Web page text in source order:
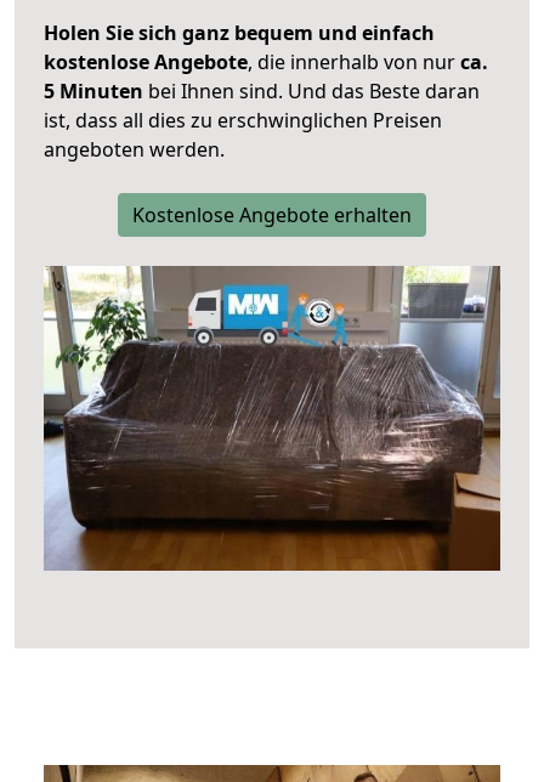
Holen Sie sich ganz bequem und einfach
kostenlose Angebote, die innerhalb von nurca.
5 Minuten bei Ihnen sind. Und das Beste daran
ist, dass all dies zu erschwinglichen Preisen
angeboten werden.
Kostenlose Angebote erhalten